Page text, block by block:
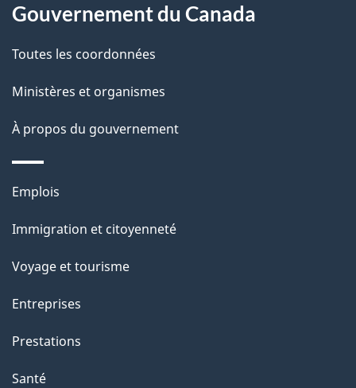
i
l
s
d
e
l
a
p
a
g
e
propos
de
ce
site
Gouvernement du Canada
Toutes les coordonnées
Ministères et organismes
À propos du gouvernement
Thèmes
sujets
Emplois
Immigration et citoyenneté
Voyage et tourisme
Entreprises
Prestations
Santé